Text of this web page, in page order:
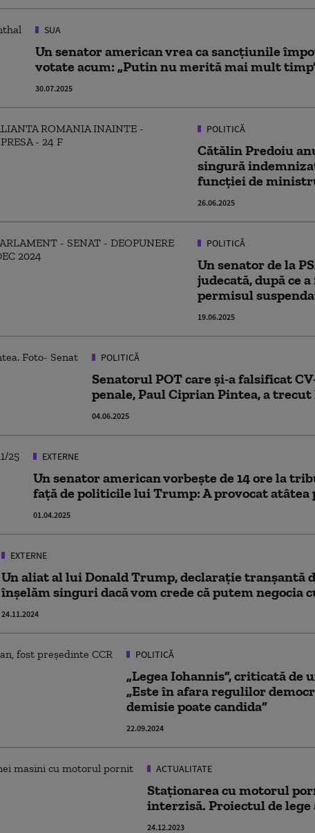
SUA
Un senator american vrea ca sancțiunile
votate acum: „Putin nu merită mai mult
30.07.2025
POLITICĂ
Cătălin Predoiu
singură
funcției de
26.06.2025
POLITICĂ
Un senator de la
judecată, după ce
permisul
19.06.2025
POLITICĂ
Senatorul POT care și-a falsificat
penale, Paul Ciprian Pintea, a trecut
04.06.2025
EXTERNE
Un senator american vorbește de 14 ore la
față de politicile lui Trump: A provocat atâtea
01.04.2025
EXTERNE
Un aliat al lui Donald Trump, declarație tranșantă
înșelăm singuri dacă vom crede că putem negocia
24.11.2024
POLITICĂ
„Legea Iohannis”, criticată de
„Este în afara regulilor
demisie poate candida”
22.09.2024
ACTUALITATE
Staţionarea cu motorul
interzisă. Proiectul de lege
24.12.2023